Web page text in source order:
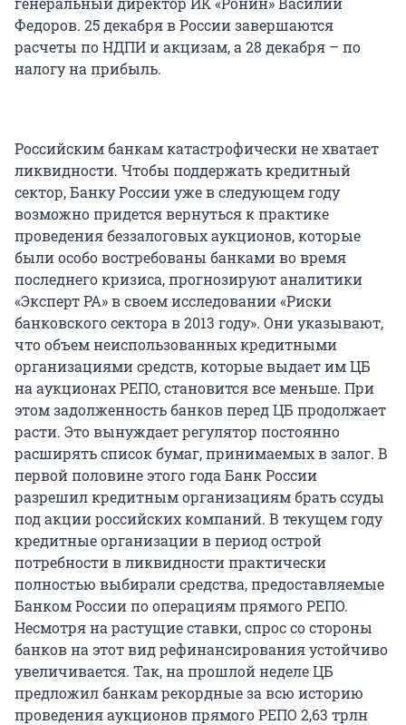
Федоров. 25 декабря в России завершаются
расчеты по НДПИ и акцизам, а 28 декабря – по
налогу на прибыль.
Российским банкам катастрофически не хватает
ликвидности. Чтобы поддержать кредитный
сектор, Банку России уже в следующем году
возможно придется вернуться к практике
проведения беззалоговых аукционов, которые
были особо востребованы банками во время
последнего кризиса, прогнозируют аналитики
«Эксперт РА» в своем исследовании «Риски
банковского сектора в 2013 году». Они указывают,
что объем неиспользованных кредитными
организациями средств, которые выдает им ЦБ
на аукционах РЕПО, становится все меньше. При
этом задолженность банков перед ЦБ продолжает
расти. Это вынуждает регулятор постоянно
расширять список бумаг, принимаемых в залог. В
первой половине этого года Банк России
разрешил кредитным организациям брать ссуды
под акции российских компаний. В текущем году
кредитные организации в период острой
потребности в ликвидности практически
полностью выбирали средства, предоставляемые
Банком России по операциям прямого РЕПО.
Несмотря на растущие ставки, спрос со стороны
банков на этот вид рефинансирования устойчиво
увеличивается. Так, на прошлой неделе ЦБ
предложил банкам рекордные за всю историю
проведения аукционов прямого РЕПО 2,63 трлн